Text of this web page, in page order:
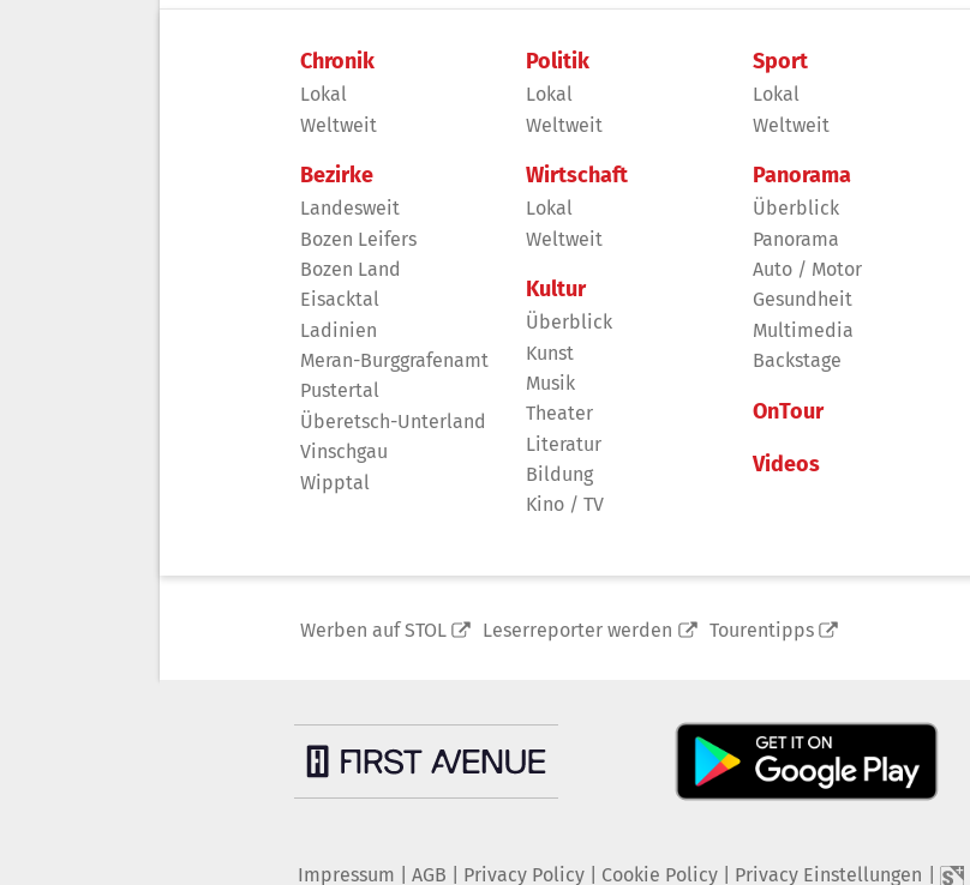
Chronik
Lokal
Weltweit
Bezirke
Landesweit
Bozen Leifers
Bozen Land
Eisacktal
Ladinien
Meran-Burggrafenamt
Pustertal
Überetsch-Unterland
Vinschgau
Wipptal
Politik
Lokal
Weltweit
Wirtschaft
Lokal
Weltweit
Kultur
Überblick
Kunst
Musik
Theater
Literatur
Bildung
Kino / TV
Sport
Lokal
Weltweit
Panorama
Überblick
Panorama
Auto / Motor
Gesundheit
Multimedia
Backstage
OnTour
Videos
Werben auf STOL Leserreporter werden Tourentipps
Impressum AGB Privacy Policy| Cookie Policy| Privacy Einstellungen